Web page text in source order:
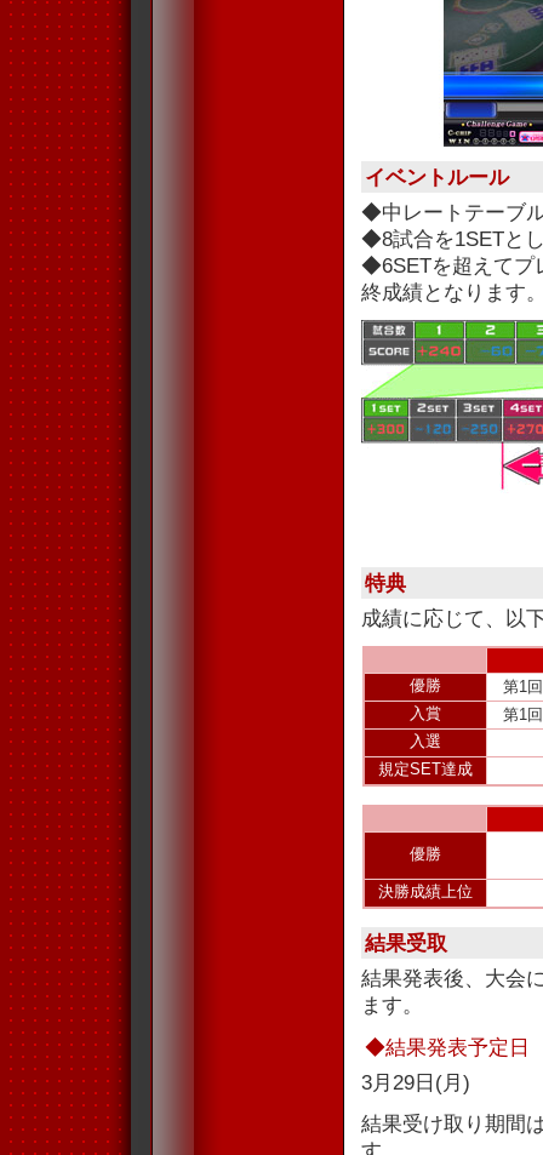
イベントルール
◆中レートテーブ
◆8試合を1SETと
◆6SETを超えてプ
終成績となります
特典
成績に応じて、以
優勝
第1
入賞
第1
入選
規定SET達成
優勝
決勝成績上位
結果受取
結果発表後、大会
ます。
◆結果発表予定日
3月29日(月)
結果受け取り期間
す。